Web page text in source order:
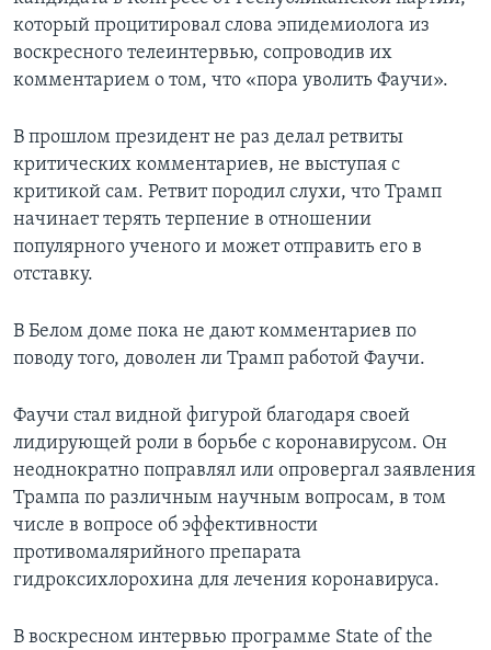
который процитировал слова эпидемиолога из
воскресного телеинтервью, сопроводив их
комментарием о том, что «пора уволить Фаучи».
В прошлом президент не раз делал ретвиты
критических комментариев, не выступая с
критикой сам. Ретвит породил слухи, что Трамп
начинает терять терпение в отношении
популярного ученого и может отправить его в
отставку.
В Белом доме пока не дают комментариев по
поводу того, доволен ли Трамп работой Фаучи.
Фаучи стал видной фигурой благодаря своей
лидирующей роли в борьбе с коронавирусом. Он
неоднократно поправлял или опровергал заявления
Трампа по различным научным вопросам, в том
числе в вопросе об эффективности
противомалярийного препарата
гидроксихлорохина для лечения коронавируса.
В воскресном интервью программе State of the